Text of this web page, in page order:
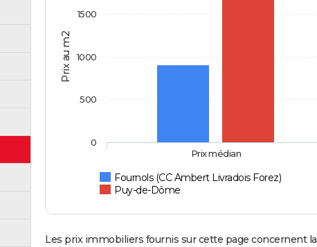
Prix au m2
Fournols (CC Ambert Livradois Forez)
Puy-de-Dôme
Prix médian
0
500
1000
1500
Les prix immobiliers fournis sur cette page concernent la